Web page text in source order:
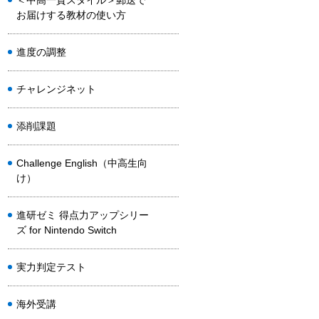
お届けする教材の使い方
進度の調整
チャレンジネット
添削課題
Challenge English（中高生向
け）
進研ゼミ 得点力アップシリー
ズ for Nintendo Switch
実力判定テスト
海外受講